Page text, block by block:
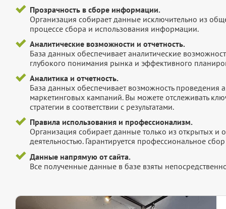
Прозрачность в сборе информации.
Организация собирает данные исключительно из
процессе сбора и использования информации.
Аналитические возможности и отчетность.
База данных обеспечивает аналитические
глубокого понимания рынка и эффективного
Аналитика и отчетность.
База данных обеспечивает возможность проведения
маркетинговых кампаний. Вы можете отслеживать
стратегии в соответствии с результатами.
Правила использования и профессионализм.
Организация собирает данные только из открытых и
деятельностью. Гарантируется профессиональное
Данные напрямую от сайта.
Все полученные данные в базе взяты